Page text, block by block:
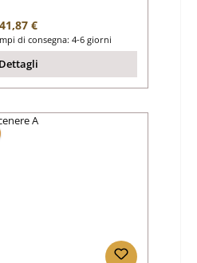
Prezzo normale:
41,87 €
di consegna: 4-6 giorni
Dettagli